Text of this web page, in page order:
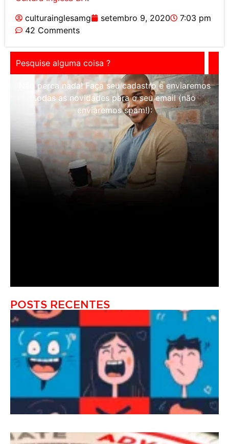
culturainglesamg
setembro 9, 2020
7:03 pm
42 Comments
Não perca nada! Faça seu cadastro e enviaremos
todas as novidades para o seu email (não
enviaremos spam!):
POSTS RECENTES